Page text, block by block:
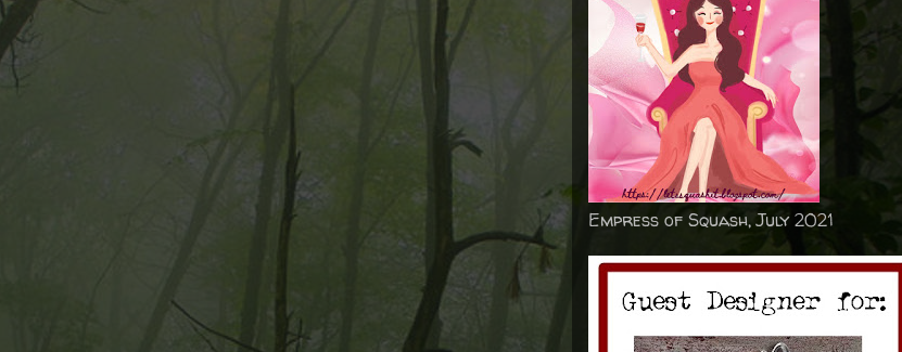
Empress of Squash, July 2021